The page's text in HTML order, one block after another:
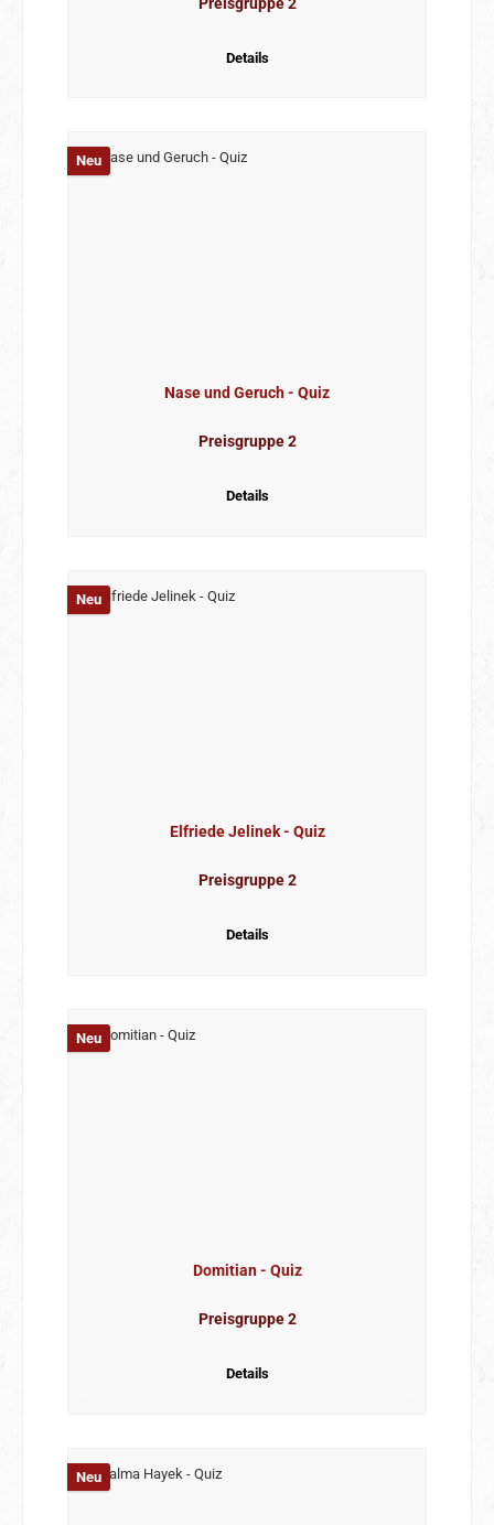
Details
Neu
Nase und Geruch - Quiz
Preisgruppe 2
Details
Neu
Elfriede Jelinek - Quiz
Preisgruppe 2
Details
Neu
Domitian - Quiz
Preisgruppe 2
Details
Neu